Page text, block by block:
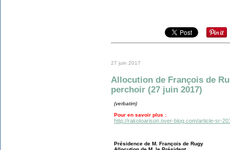
27 juin 2017
Allocution de François de
perchoir (27 juin 2017)
(verbatim)
Pour en savoir plus :
http://rakotoarison.over-blog.com/article-sr-
Présidence de M. François de Rugy